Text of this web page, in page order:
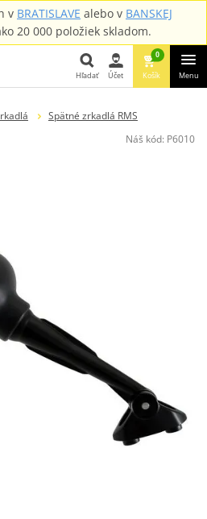
v BRATISLAVE alebo v BANSKEJ
20 000 položiek skladom.
Hľadať Účet
0
Košík Menu
Spätné zrkadlá RMS
Náš kód: P6010